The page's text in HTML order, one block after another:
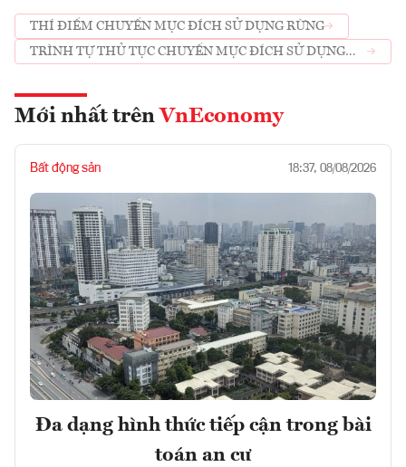
THÍ ĐIỂM CHUYỂN MỤC ĐÍCH SỬ DỤNG RỪNG
TRÌNH TỰ THỦ TỤC CHUYỂN MỤC ĐÍCH SỬ DỤNG
Mới nhất trên VnEconomy
Bất động sản 18:37, 08/08/2026
Đa dạng hình thức tiếp cận trong bài
toán an cư